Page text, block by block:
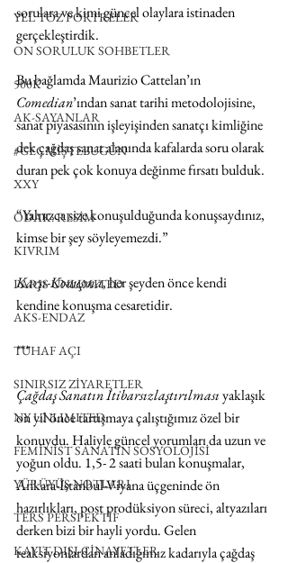
YEL TOZ PORTRELER
ON SORULUK SOHBETLER
500K
AK-SAYANLAR
#GEÇMİŞTEBUGÜN
XXY
ODAK: RESİM
KIVRIM
PARIS UNLIMITED
AKS-ENDAZ
TUHAF AÇI
SINIRSIZ ZİYARETLER
NY UNLIMITED
FEMİNİST SANATIN SOSYOLOJİSİ
YÜRÜYÜŞ NOTLARI
TERS PERSPEKTİF
KAYIT DIŞI CİNAYETLER
sorulara ve kimi güncel olaylara istinaden
gerçekleştirdik.
Bu bağlamda Maurizio Cattelan’ın
Comedian’ından sanat tarihi metodolojisine,
sanat piyasasının işleyişinden sanatçı kimliğine
dek çağdaş sanat alanında kafalarda soru olarak
duran pek çok konuya değinme fırsatı bulduk.
“Yalnızca size konuşulduğunda konuşsaydınız,
kimse bir şey söyleyemezdi.”
Karşı-Konuşma, her şeyden önce kendi
kendine konuşma cesaretidir.
***
Çağdaş Sanatın İtibarsızlaştırılması yaklaşık
on yıl önce tartışmaya çalıştığımız özel bir
konuydu. Haliyle güncel yorumları da uzun ve
yoğun oldu. 1,5- 2 saati bulan konuşmalar,
Ankara-İstanbul-Viyana üçgeninde ön
hazırlıkları, post prodüksiyon süreci, altyazıları
derken bizi bir hayli yordu. Gelen
reaksiyonlardan anladığımız kadarıyla çağdaş